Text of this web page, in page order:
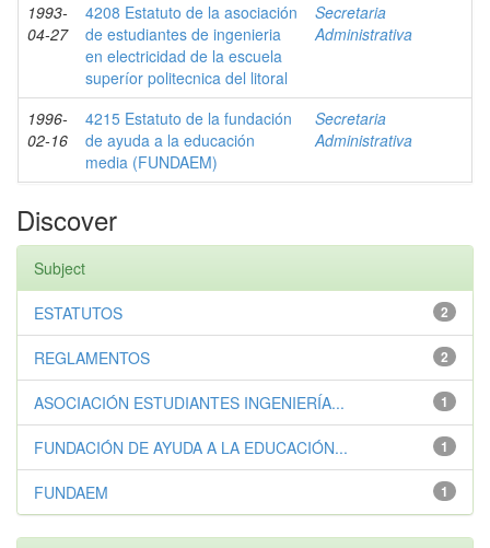
1993-
04-27
4208 Estatuto de la asociación
de estudiantes de ingenieria
en electricidad de la escuela
superíor politecnica del litoral
Secretaria
Administrativa
1996-
02-16
4215 Estatuto de la fundación
de ayuda a la educación
media (FUNDAEM)
Secretaria
Administrativa
Discover
Subject
2
ESTATUTOS
2
REGLAMENTOS
1
ASOCIACIÓN ESTUDIANTES INGENIERÍA...
1
FUNDACIÓN DE AYUDA A LA EDUCACIÓN...
1
FUNDAEM